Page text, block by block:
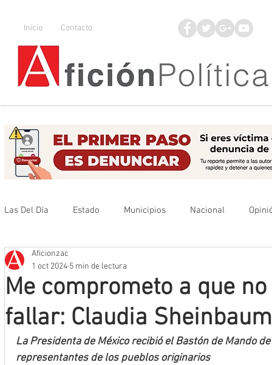
Inicio Contacto
Las Del Día Estado Municipios Nacional
Que no se olvide
Mineros LNBP
Me comprometo a que
fallar: Claudia Sheinbaum
Aficionzac
1 oct 2024 5 min de lectura
La Presidenta de México recibió el Bastón de Mando
representantes de los pueblos originarios